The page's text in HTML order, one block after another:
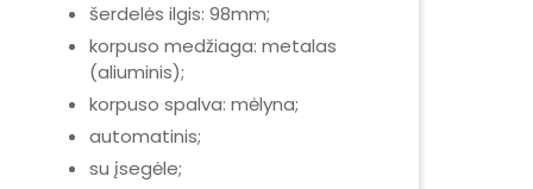
šerdelės ilgis: 98mm;
korpuso medžiaga: metalas
(aliuminis);
korpuso spalva: mėlyna;
automatinis;
su įsegėle;